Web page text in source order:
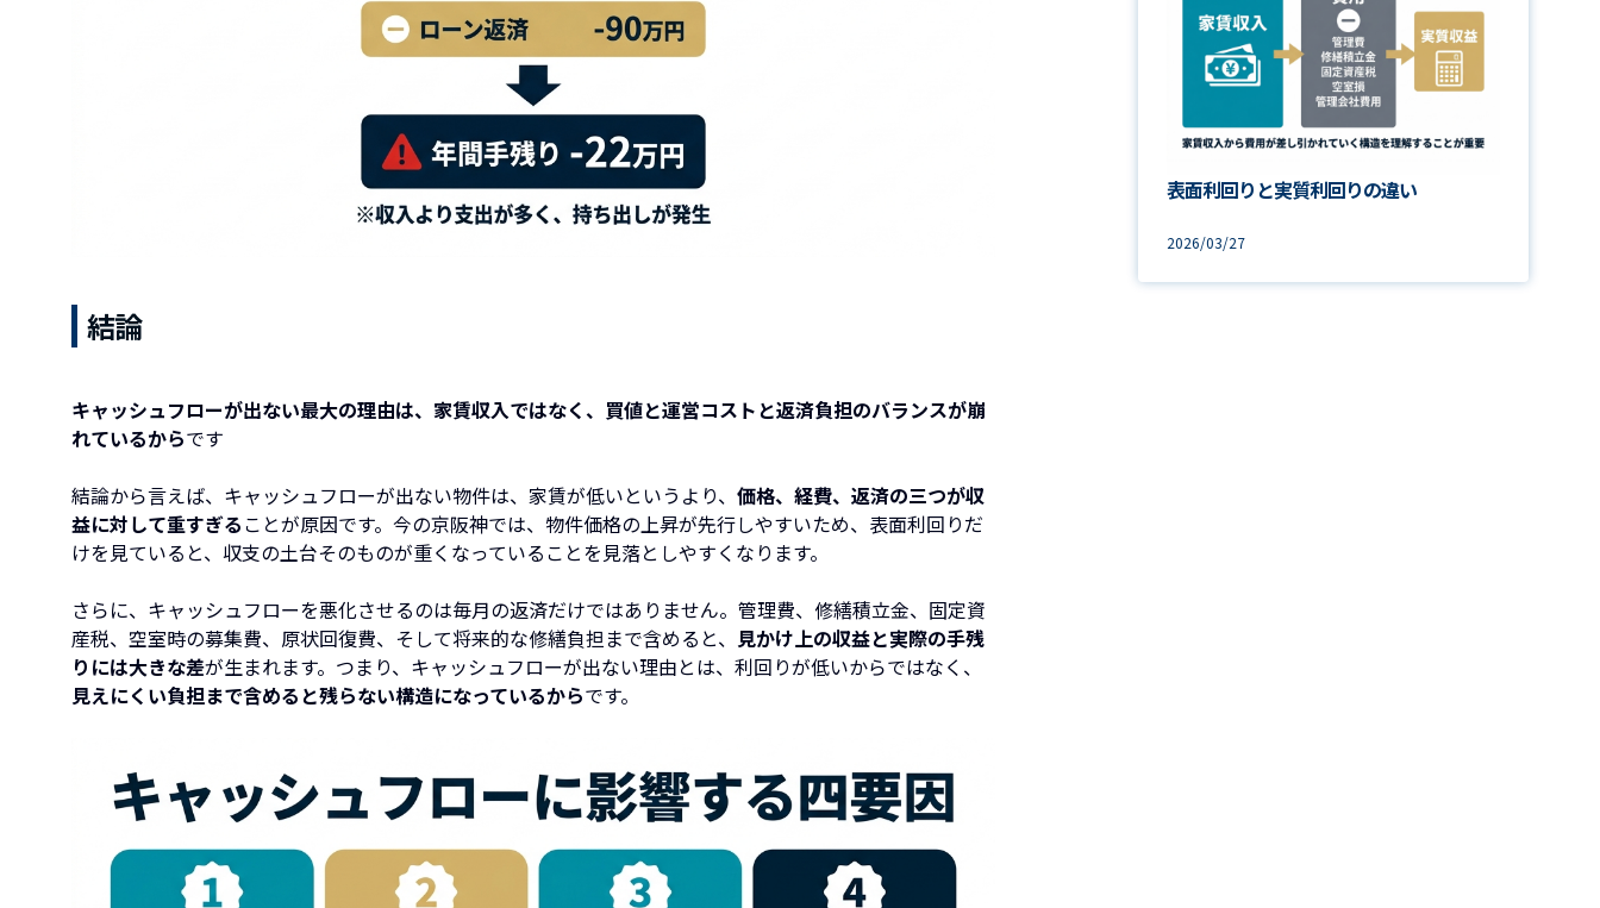
結論
キャッシュフローが出ない最大の理由は、家賃収入ではなく、買値と運営コストと返済負担のバランスが崩
れているからです
結論から言えば、キャッシュフローが出ない物件は、家賃が低いというより、 価格、経費、返済の三つが収
益に対して重すぎることが原因です。今の京阪神では、物件価格の上昇が先行しやすいため、表面利回りだ
けを見ていると、収支の土台そのものが重くなっていることを見落としやすくなります。
さらに、キャッシュフローを悪化させるのは毎月の返済だけではありません。管理費、修繕積立金、固定資
産税、空室時の募集費、原状回復費、そして将来的な修繕負担まで含めると、 見かけ上の収益と実際の手残
りには大きな差が生まれます。つまり、キャッシュフローが出ない理由とは、利回りが低いからではなく、
見えにくい負担まで含めると残らない構造になっているからです。
表面利回りと実質利回りの違い
2026/03/27